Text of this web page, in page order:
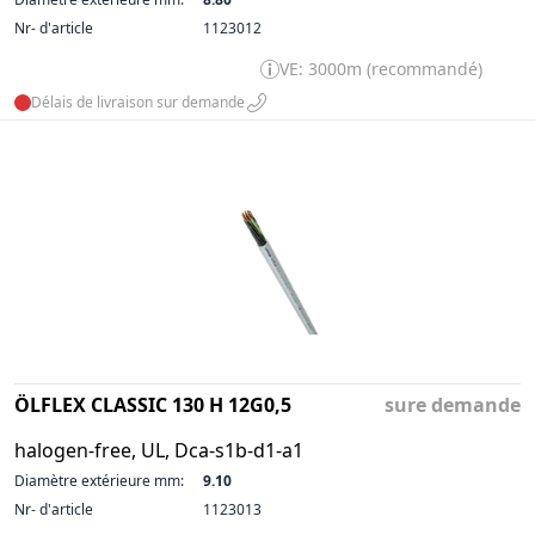
Nr- d'article
1123012
VE: 3000m (recommandé)
Délais de livraison sur demande
ÖLFLEX CLASSIC 130 H 12G0,5
halogen-free, UL, Dca-s1b-d1-a1
sure demande
Diamètre extérieure mm:
9.10
Nr- d'article
1123013